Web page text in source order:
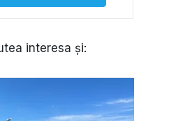
interesa și: